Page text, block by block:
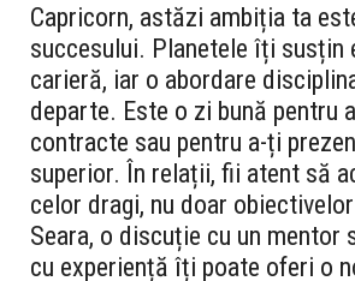
Capricorn, astăzi ambiția ta
succesului. Planetele îți susțin
carieră, iar o abordare
departe. Este o zi bună pentru
contracte sau pentru a-ți
superior. În relații, fii atent să
celor dragi, nu doar
Seara, o discuție cu un mentor
cu experiență îți poate oferi o